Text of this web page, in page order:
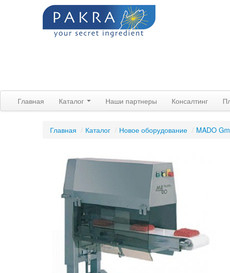
Главная Каталог Наши партнеры Консалтинг
Главная / Каталог / Новое оборудование / MADO